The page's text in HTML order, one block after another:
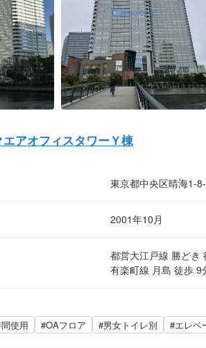
アオフィスタワーＹ棟
東京都中央区晴海1-
2001年10月
都営大江戸線 勝どき
有楽町線 月島 徒歩 9
使用 #OAフロア #男女トイレ別 #エレベ